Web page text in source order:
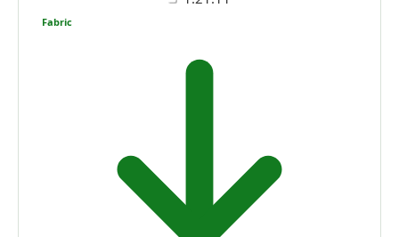
Fabric